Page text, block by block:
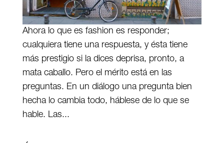
Ahora lo que es fashion es responder;
cualquiera tiene una respuesta, y ésta tiene
más prestigio si la dices deprisa, pronto, a
mata caballo. Pero el mérito está en las
preguntas. En un diálogo una pregunta bien
hecha lo cambia todo, háblese de lo que se
hable. Las...